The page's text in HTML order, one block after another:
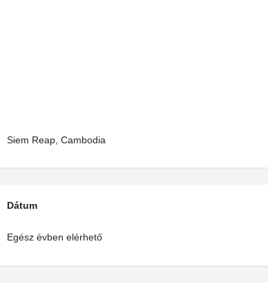
Siem Reap, Cambodia
Dátum
Egész évben elérhető